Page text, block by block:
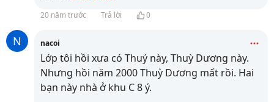
20 năm trước Trả lời 0
N nacoi
Lớp tôi hồi xưa có Thuý này, Thuỳ Dương này.
Nhưng hồi năm 2000 Thuỳ Dương mất rồi. Hai
bạn này nhà ở khu C 8 ý.